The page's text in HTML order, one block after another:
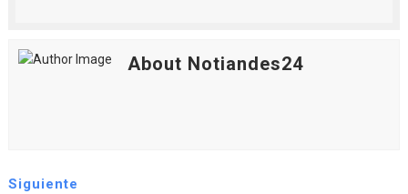
About Notiandes24
Siguiente